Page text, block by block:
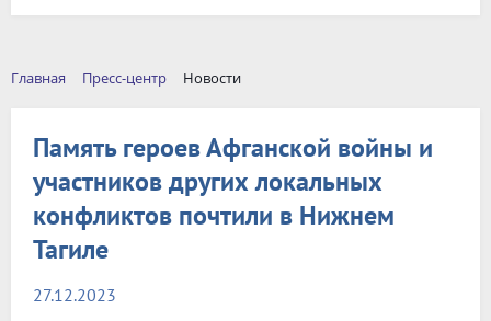
Главная Пресс-центр Новости
Память героев Афганской войны и
участников других локальных
конфликтов почтили в Нижнем
Тагиле
27.12.2023